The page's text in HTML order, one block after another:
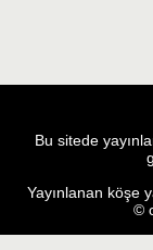
Bu sitede
Yayınlanan köşe
©